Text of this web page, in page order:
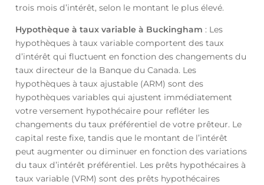
trois mois d’intérêt, selon le montant le plus élevé.
Hypothèque à taux variable à Buckingham : Les
hypothèques à taux variable comportent des taux
d’intérêt qui fluctuent en fonction des changements du
taux directeur de la Banque du Canada. Les
hypothèques à taux ajustable (ARM) sont des
hypothèques variables qui ajustent immédiatement
votre versement hypothécaire pour refléter les
changements du taux préférentiel de votre prêteur. Le
capital reste fixe, tandis que le montant de l’intérêt
peut augmenter ou diminuer en fonction des variations
du taux d’intérêt préférentiel. Les prêts hypothécaires à
taux variable (VRM) sont des prêts hypothécaires